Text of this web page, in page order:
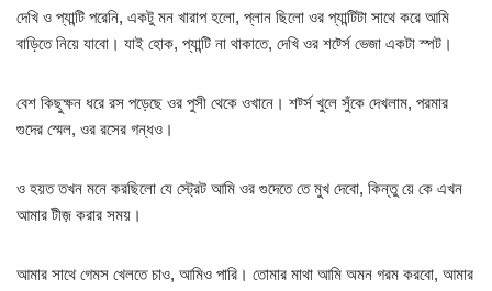
দেখি ও প্যান্টি পরেনি, একটু মন খারাপ হলো, প্লান ছিলো ওর প্যান্টিটা সাথে করে আমি
বাড়িতে নিয়ে যাবো। যাই হোক, প্যান্টি না থাকাতে, দেখি ওর শর্ট্সে ভেজা একটা স্পট।
বেশ কিছুক্ষন ধরে রস পড়েছে ওর পুসী থেকে ওখানে। শর্ট্স খুলে সুঁকে দেখলাম, পরমার
গুদের স্মেল, ওর রসের গন্ধও।
ও হয়ত তখন মনে করছিলো যে স্ট্রেট আমি ওর গুদেতে তে মুখ দেবো, কিন্তু য়ে কে এখন
আমার টীজ় করার সময়।
আমার সাথে গেমস খেলতে চাও, আমিও পারি। তোমার মাথা আমি অমন গরম করবো, আমার